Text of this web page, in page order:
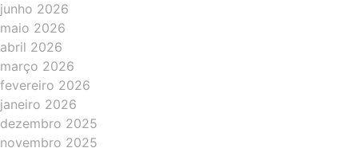
junho 2026
maio 2026
abril 2026
março 2026
fevereiro 2026
janeiro 2026
dezembro 2025
novembro 2025